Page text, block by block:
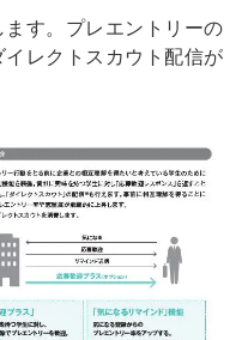
す。プレエントリーの
レクトスカウト配信が